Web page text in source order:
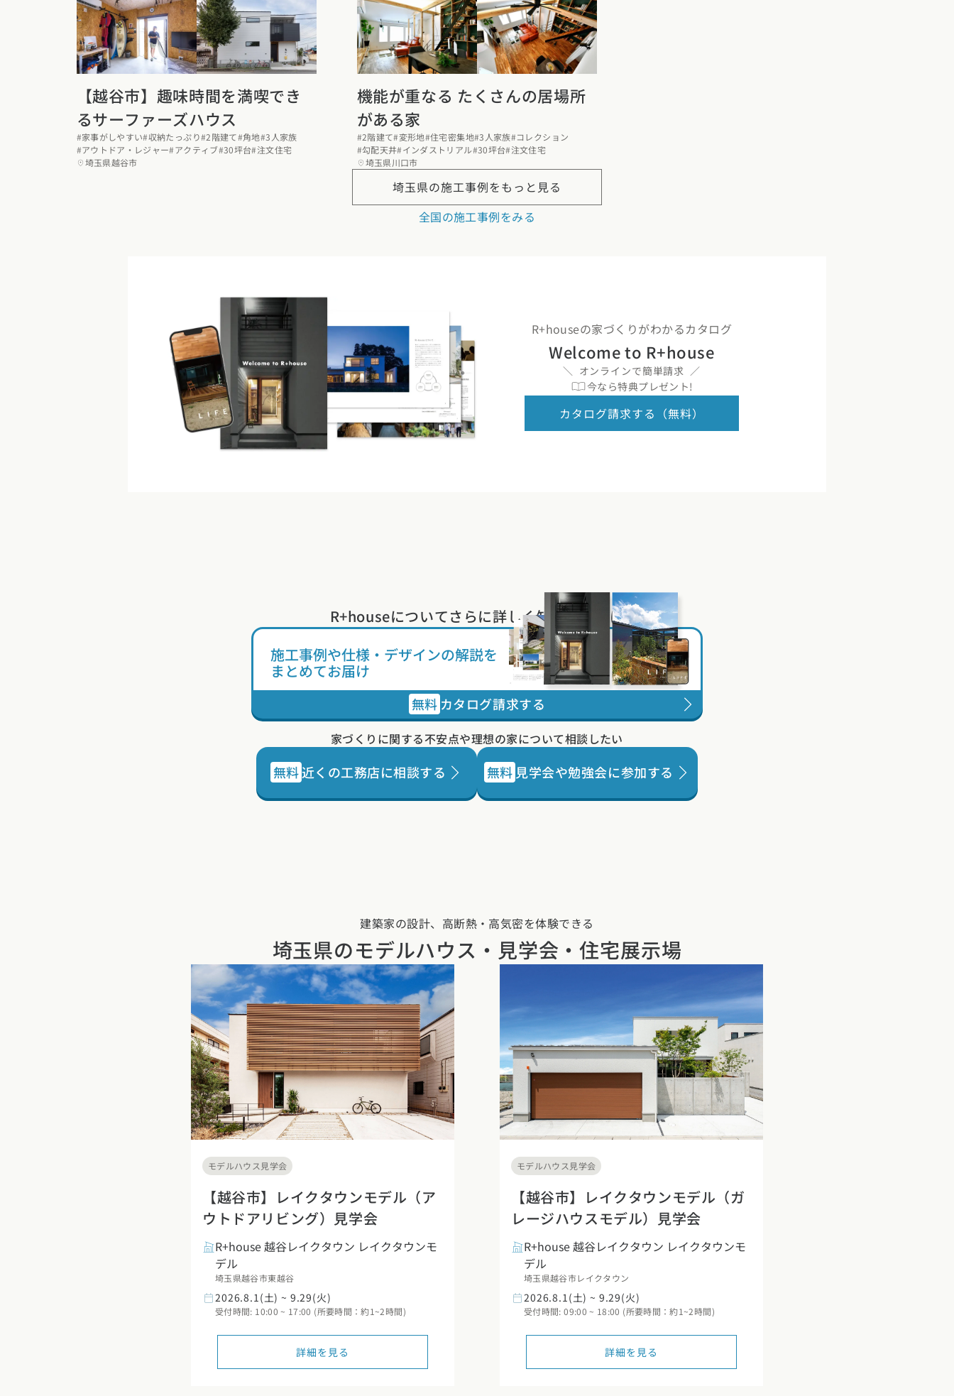
広島県岡山県鳥取県 島根県山口県
四国エリア
香川県徳島県愛媛県 高知県
九州・沖縄エリア
福岡県佐賀県長崎県 熊本県大分県宮崎県鹿児島県沖縄県
【越谷市】趣味時間を満喫でき
るサーファーズハウス
#家事がしやすい#収納たっぷり#2階建て#角地#3人家族
#アウトドア・レジャー#アクティブ#30坪台#注文住宅
埼玉県越谷市
機能が重なる たくさんの居場所
がある家
#2階建て#変形地#住宅密集地#3人家族#コレクション
#勾配天井#インダストリアル#30坪台#注文住宅
埼玉県川口市
埼玉県の施工事例をもっと見る
全国の施工事例をみる
R+houseの家づくりがわかるカタログ
Welcome to R+house
オンラインで簡単請求
今なら特典プレゼント!
カタログ請求する（無料）
R+houseについてさらに詳しく知りたい方は
施工事例や仕様・デザインの解説を
まとめてお届け
無料 カタログ請求する
家づくりに関する不安点や理想の家について相談したい
無料近くの工務店に相談する 無料 見学会や勉強会に参加する
建築家の設計、高断熱・高気密を体験できる
埼玉県のモデルハウス・見学会・住宅展示場
モデルハウス見学会
【越谷市】レイクタウンモデル（ア
ウトドアリビング）見学会
R+house 越谷レイクタウン レイクタウンモ
デル
埼玉県越谷市東越谷
2026.8.1(土) ~ 9.29(火)
受付時間: 10:00 ~ 17:00 (所要時間：約1~2時間)
詳細を見る
モデルハウス見学会
【越谷市】レイクタウンモデル（ガ
レージハウスモデル）見学会
R+house 越谷レイクタウン レイクタウンモ
デル
埼玉県越谷市レイクタウン
2026.8.1(土) ~ 9.29(火)
受付時間: 09:00 ~ 18:00 (所要時間：約1~2時間)
詳細を見る